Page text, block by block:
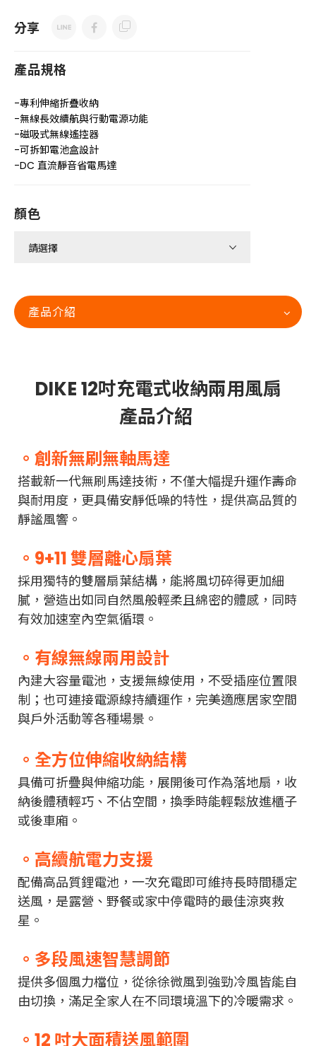
分享
產品規格
-專利伸縮折疊收納
-無線長效續航與行動電源功能
-磁吸式無線遙控器
-可拆卸電池盒設計
-DC 直流靜音省電馬達
顏色
產品介紹
DIKE 12吋充電式收納兩用風扇
產品介紹
。創新無刷無軸馬達
搭載新一代無刷馬達技術，不僅大幅提升運作壽命
與耐用度，更具備安靜低噪的特性，提供高品質的
靜謐風響。
。9+11 雙層離心扇葉
採用獨特的雙層扇葉結構，能將風切碎得更加細
膩，營造出如同自然風般輕柔且綿密的體感，同時
有效加速室內空氣循環。
。有線無線兩用設計
內建大容量電池，支援無線使用，不受插座位置限
制；也可連接電源線持續運作，完美適應居家空間
與戶外活動等各種場景。
。 全方位伸縮收納結構
具備可折疊與伸縮功能，展開後可作為落地扇，收
納後體積輕巧、不佔空間，換季時能輕鬆放進櫃子
或後車廂。
。高續航電力支援
配備高品質鋰電池，一次充電即可維持長時間穩定
送風，是露營、野餐或家中停電時的最佳涼爽救
星。
。多段風速智慧調節
提供多個風力檔位，從徐徐微風到強勁冷風皆能自
由切換，滿足全家人在不同環境溫下的冷暖需求。
。12 吋大面積送風範圍